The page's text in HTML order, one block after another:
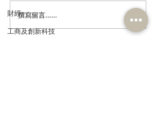
財經
工商及創新科技
陳永光歡迎中醫醫院推展
兩項中西醫協作專病治療
撰寫留言......